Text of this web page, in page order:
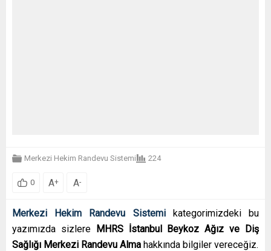
Merkezi Hekim Randevu Sistemi 224
0 A+ A-
Merkezi Hekim Randevu Sistemikategorimizdeki bu
yazımızda sizlereMHRS İstanbul Beykoz Ağız ve Diş
Sağlığı Merkezi Randevu Alma hakkında bilgiler vereceğiz.